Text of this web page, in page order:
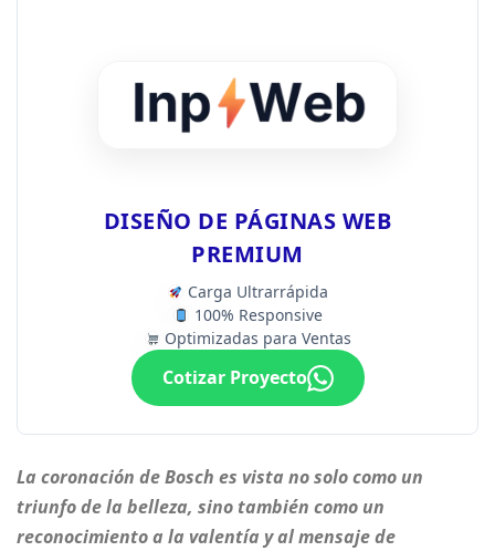
DISEÑO DE PÁGINAS WEB
PREMIUM
Carga Ultrarrápida
100% Responsive
Optimizadas para Ventas
Cotizar Proyecto
La coronación de Bosch es vista no solo como un
triunfo de la belleza, sino también como un
reconocimiento a la valentía y al mensaje de